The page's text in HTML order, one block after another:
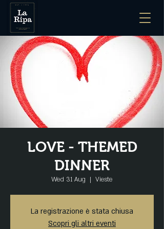
LOVE - THEMED
DINNER
Wed 31 Aug
  |
Vieste
La registrazione è stata chiusa
Scopri gli altri eventi